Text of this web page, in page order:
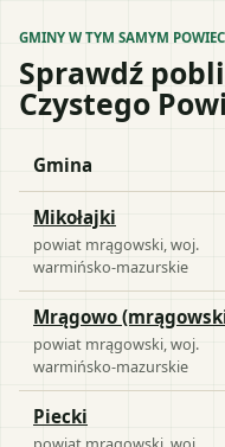
GMINY W TYM SAMYM
Sprawdź
Czystego
Gmina
Mikołajki
powiat mrągowski , woj.
warmińsko-mazurskie
Mrągowo
powiat mrągowski , woj.
warmińsko-mazurskie
Piecki